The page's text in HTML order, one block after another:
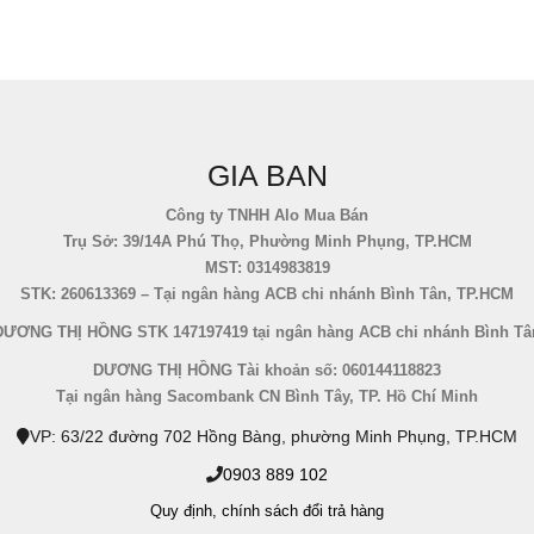
GIA BAN
Công ty TNHH Alo Mua Bán
Trụ Sở: 39/14A Phú Thọ, Phường Minh Phụng, TP.HCM
MST: 0314983819
STK: 260613369 – Tại ngân hàng ACB chi nhánh Bình Tân, TP.HCM
THỊ HỒNG STK 147197419 tại ngân hàng ACB chi nhánh Bình
DƯƠNG THỊ HỒNG Tài khoản số: 060144118823
Tại ngân hàng Sacombank CN Bình Tây, TP. Hồ Chí Minh
VP: 63/22 đường 702 Hồng Bàng, phường Minh Phụng, TP.HCM
0903 889 102
Quy định, chính sách đổi trả hàng